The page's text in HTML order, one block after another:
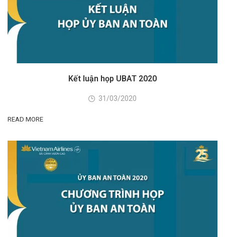
Kết luận họp UBAT 2020
31/03/2020
READ MORE